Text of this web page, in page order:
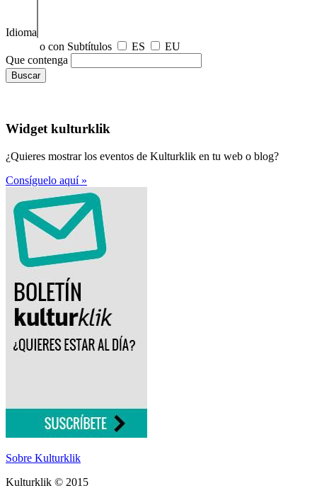
Idioma
o con Subtítulos
ES
EU
Que contenga
Widget kulturklik
¿Quieres mostrar los eventos de Kulturklik en tu web o blog?
Consíguelo aquí »
Sobre Kulturklik
Kulturklik © 2015